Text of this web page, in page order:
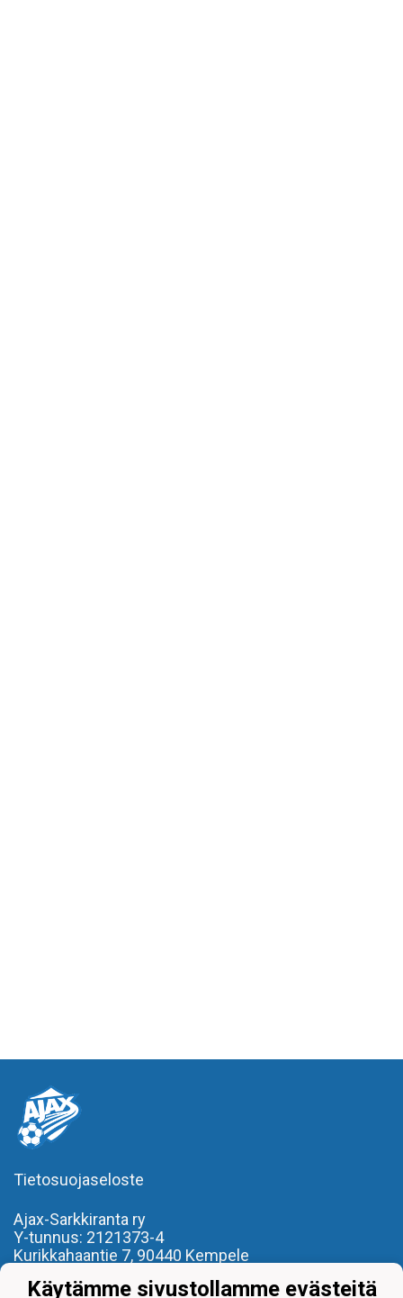
Tietosuojaseloste
Ajax-Sarkkiranta ry
Y-tunnus: 2121373-4
Kurikkahaantie 7, 90440 Kempele
toimisto(at)ajaxsarkkiranta.fi
Käytämme sivustollamme evästeitä